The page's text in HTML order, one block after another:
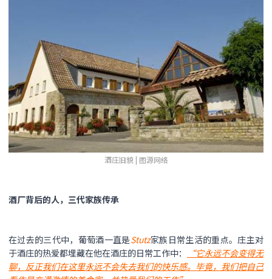
酒庄旧貌 | 图源网络
酒厂背后的人，三代家族传承
在过去的三代中，葡萄酒一直是Stutz家族日常生活的重点。庄主对
于酒庄的热爱都埋藏在他在酒庄的日常工作中：
“它永远不会变得无
聊，反正我们在这里永远不会失去我们的快乐感。毕竟，我们把自己